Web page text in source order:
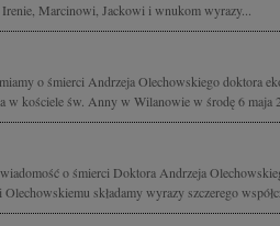
Marcinowi, Jackowi i wnukom wyrazy...
o śmierci Andrzeja Olechowskiego doktora
w kościele św. Anny w Wilanowie w środę 6 maja
o śmierci Doktora Andrzeja
składamy wyrazy szczerego